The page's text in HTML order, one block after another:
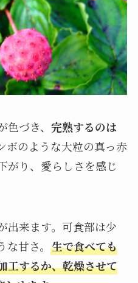
づき、 完熟するのは
ボのような大粒の真っ赤
がり、愛らしさを感じ
出来ます。可食部は少
甘さ。 生で食べても
工するか、乾燥させて